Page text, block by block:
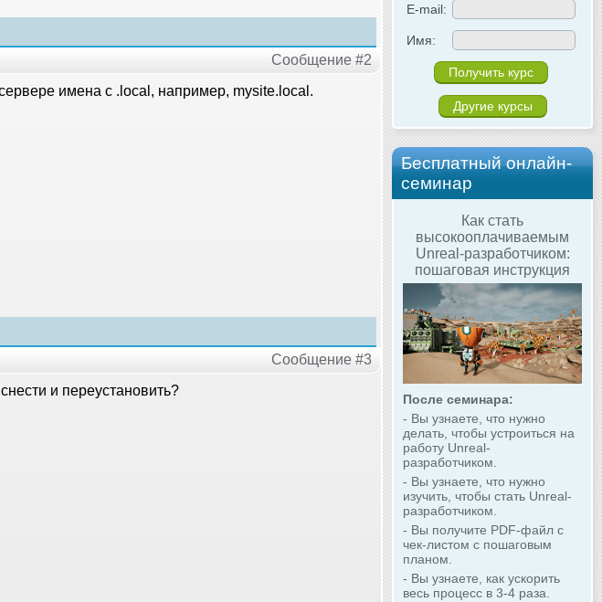
E-mail:
Имя:
Другие курсы
Бесплатный онлайн-
семинар
Как стать
высокооплачиваемым
Unreal-разработчиком:
пошаговая инструкция
После семинара:
- Вы узнаете, что нужно
делать, чтобы устроиться на
работу Unreal-
разработчиком.
- Вы узнаете, что нужно
изучить, чтобы стать Unreal-
разработчиком.
- Вы получите PDF-файл с
чек-листом с пошаговым
планом.
- Вы узнаете, как ускорить
весь процесс в 3-4 раза.
Сообщение #2
имена с .local, например, mysite.local.
Сообщение #3
и переустановить?